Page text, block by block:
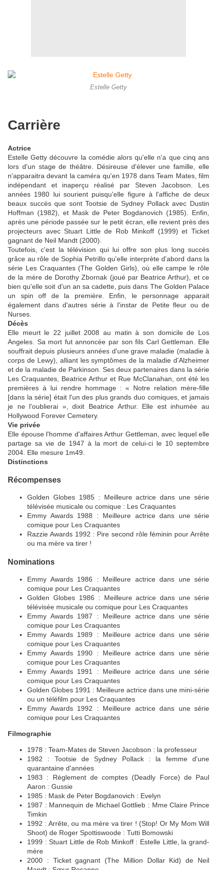
Estelle Getty
Carrière
Actrice
Estelle Getty découvre la comédie alors qu'elle n'a que cinq ans
lors d'un stage de théâtre. Désireuse d'élever une famille, elle
n'apparaitra devant la caméra qu'en 1978 dans Team Mates, film
indépendant et inaperçu réalisé par Steven Jacobson. Les
années 1980 lui sourient puisqu'elle figure à l'affiche de deux
beaux succès que sont Tootsie de Sydney Pollack avec Dustin
Hoffman (1982), et Mask de Peter Bogdanovich (1985). Enfin,
après une période passée sur le petit écran, elle revient près des
projecteurs avec Stuart Little de Rob Minkoff (1999) et Ticket
gagnant de Neil Mandt (2000).
Toutefois, c'est la télévision qui lui offre son plus long succès
grâce au rôle de Sophia Petrillo qu'elle interprète d'abord dans la
série Les Craquantes (The Golden Girls), où elle campe le rôle
de la mère de Dorothy Zbornak (joué par Beatrice Arthur), et ce
bien qu'elle soit d'un an sa cadette, puis dans The Golden Palace
un spin off de la première. Enfin, le personnage apparait
également dans d'autres série à l'instar de Petite fleur ou de
Nurses.
Décès
Elle meurt le 22 juillet 2008 au matin à son domicile de Los
Angeles. Sa mort fut annoncée par son fils Carl Gettleman. Elle
souffrait depuis plusieurs années d'une grave maladie (maladie à
corps de Lewy), alliant les symptômes de la maladie d'Alzheimer
et de la maladie de Parkinson. Ses deux partenaires dans la série
Les Craquantes, Beatrice Arthur et Rue McClanahan, ont été les
premières à lui rendre hommage : « Notre relation mère-fille
[dans la série] était l'un des plus grands duo comiques, et jamais
je ne l'oublierai », dixit Beatrice Arthur. Elle est inhumée au
Hollywood Forever Cemetery.
Vie privée
Elle épouse l'homme d'affaires Arthur Gettleman, avec lequel elle
partage sa vie de 1947 à la mort de celui-ci le 10 septembre
2004. Elle mesure 1m49.
Distinctions
Récompenses
Golden Globes 1985 : Meilleure actrice dans une série
télévisée musicale ou comique : Les Craquantes
Emmy Awards 1988 : Meilleure actrice dans une série
comique pour Les Craquantes
Razzie Awards 1992 : Pire second rôle féminin pour Arrête
ou ma mère va tirer !
Nominations
Emmy Awards 1986 : Meilleure actrice dans une série
comique pour Les Craquantes
Golden Globes 1986 : Meilleure actrice dans une série
télévisée musicale ou comique pour Les Craquantes
Emmy Awards 1987 : Meilleure actrice dans une série
comique pour Les Craquantes
Emmy Awards 1989 : Meilleure actrice dans une série
comique pour Les Craquantes
Emmy Awards 1990 : Meilleure actrice dans une série
comique pour Les Craquantes
Emmy Awards 1991 : Meilleure actrice dans une série
comique pour Les Craquantes
Golden Globes 1991 : Meilleure actrice dans une mini-série
ou un téléfilm pour Les Craquantes
Emmy Awards 1992 : Meilleure actrice dans une série
comique pour Les Craquantes
Filmographie
1978 : Team-Mates de Steven Jacobson : la professeur
1982 : Tootsie de Sydney Pollack : la femme d'une
quarantaine d'années
1983 : Règlement de comptes (Deadly Force) de Paul
Aaron : Gussie
1985 : Mask de Peter Bogdanovich : Evelyn
1987 : Mannequin de Michael Gottlieb : Mme Claire Prince
Timkin
1992 : Arrête, ou ma mère va tirer ! (Stop! Or My Mom Will
Shoot) de Roger Spottiswoode : Tutti Bomowski
1999 : Stuart Little de Rob Minkoff : Estelle Little, la grand-
mère
2000 : Ticket gagnant (The Million Dollar Kid) de Neil